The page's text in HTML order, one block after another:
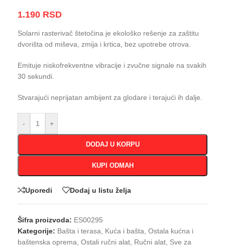
1.190 RSD
Solarni rasterivač štetočina je ekološko rešenje za zaštitu
dvorišta od miševa, zmija i krtica, bez upotrebe otrova.
Emituje niskofrekventne vibracije i zvučne signale na svakih
30 sekundi.
Stvarajući neprijatan ambijent za glodare i terajući ih dalje.
- +
DODAJ U KORPU
KUPI ODMAH
Uporedi Dodaj u listu želja
Šifra proizvoda: ES00295
Kategorije: Bašta i terasa, Kuća i bašta, Ostala kućna i
baštenska oprema, Ostali ručni alat, Ručni alat, Sve za